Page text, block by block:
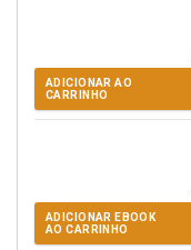
ADICIONAR AO
CARRINHO
ADICIONAR EBOOK
AO CARRINHO